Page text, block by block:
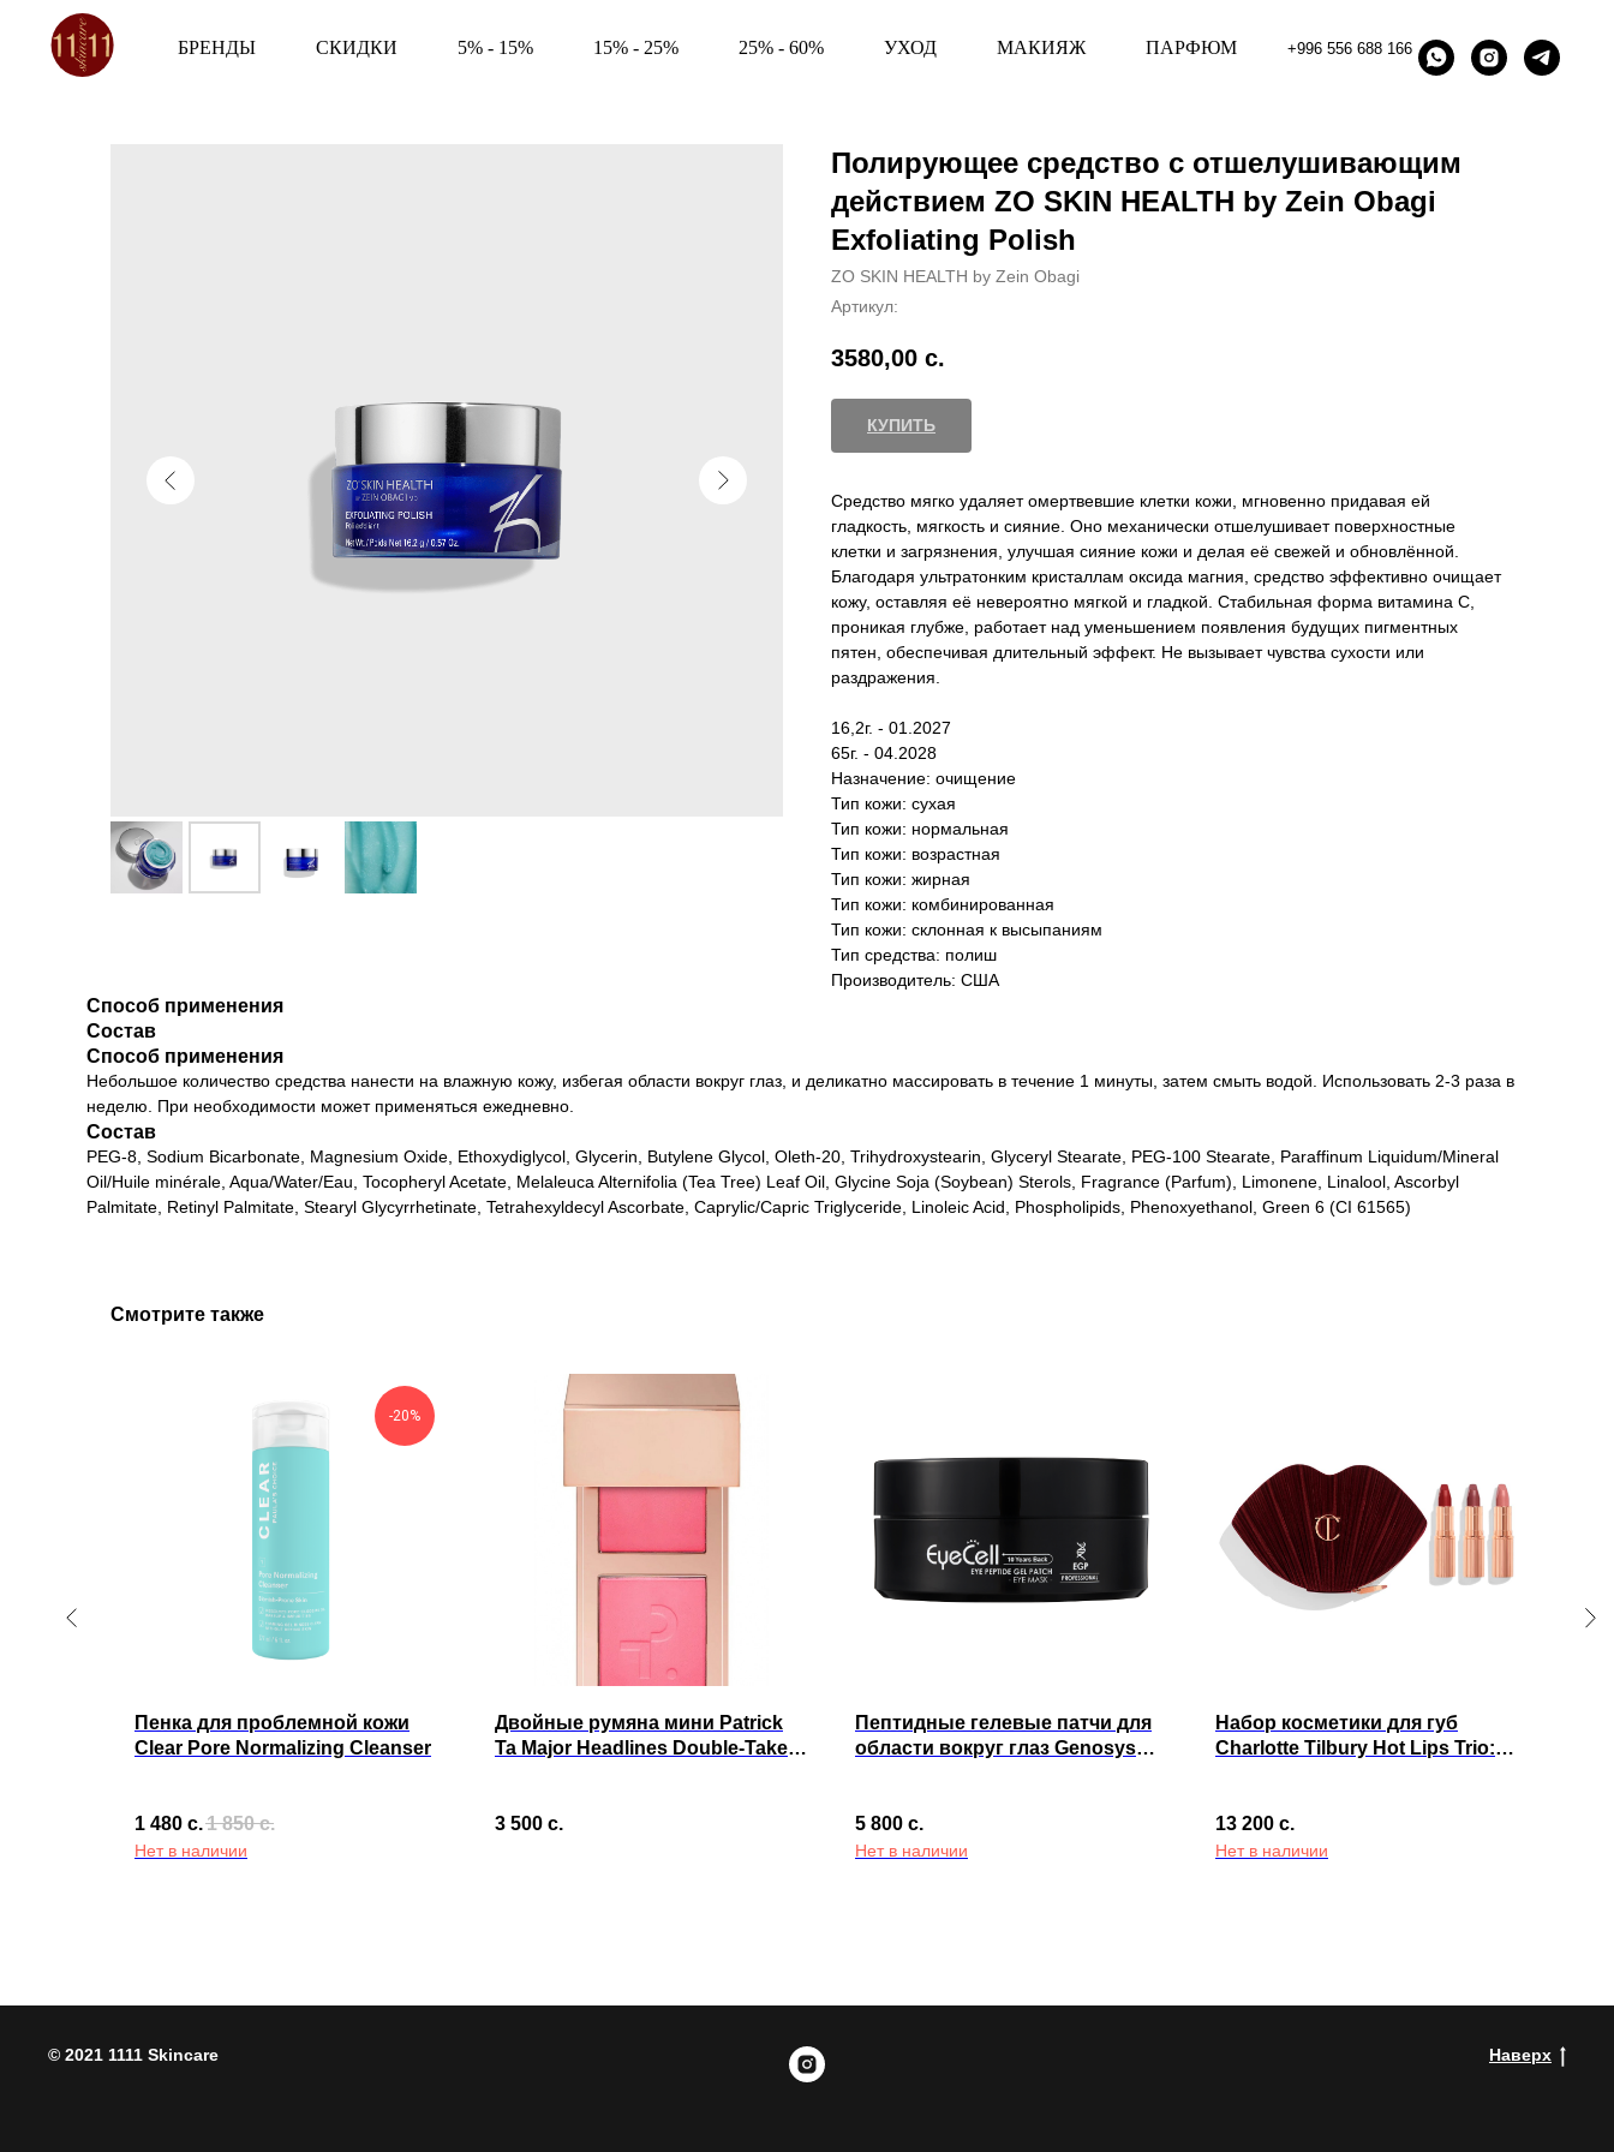
БРЕНДЫ СКИДКИ 5% - 15% 15% - 25% 25% - 60% УХОД МАКИЯЖ ПАРФЮМ +996 556 688 166
Полирующее средство с отшелушивающим
действием ZO SKIN HEALTH by Zein Obagi
Exfoliating Polish
ZO SKIN HEALTH by Zein Obagi
Артикул:
3580,00 с.
КУПИТЬ
Средство мягко удаляет омертвевшие клетки кожи, мгновенно придавая ей
гладкость, мягкость и сияние. Оно механически отшелушивает поверхностные
клетки и загрязнения, улучшая сияние кожи и делая её свежей и обновлённой.
Благодаря ультратонким кристаллам оксида магния, средство эффективно очищает
кожу, оставляя её невероятно мягкой и гладкой. Стабильная форма витамина C,
проникая глубже, работает над уменьшением появления будущих пигментных
пятен, обеспечивая длительный эффект. Не вызывает чувства сухости или
раздражения.
16,2г. - 01.2027
65г. - 04.2028
Назначение: очищение
Тип кожи: сухая
Тип кожи: нормальная
Тип кожи: возрастная
Тип кожи: жирная
Тип кожи: комбинированная
Тип кожи: склонная к высыпаниям
Тип средства: полиш
Производитель: США
Способ применения
Состав
Способ применения
Небольшое количество средства нанести на влажную кожу, избегая области вокруг глаз, и деликатно массировать в течение 1 минуты, затем смыть водой. Использовать 2-3 раза в
неделю. При необходимости может применяться ежедневно.
Состав
PEG-8, Sodium Bicarbonate, Magnesium Oxide, Ethoxydiglycol, Glycerin, Butylene Glycol, Oleth-20, Trihydroxystearin, Glyceryl Stearate, PEG-100 Stearate, Paraffinum Liquidum/Mineral
Oil/Huile minérale, Aqua/Water/Eau, Tocopheryl Acetate, Melaleuca Alternifolia (Tea Tree) Leaf Oil, Glycine Soja (Soybean) Sterols, Fragrance (Parfum), Limonene, Linalool, Ascorbyl
Palmitate, Retinyl Palmitate, Stearyl Glycyrrhetinate, Tetrahexyldecyl Ascorbate, Caprylic/Capric Triglyceride, Linoleic Acid, Phospholipids, Phenoxyethanol, Green 6 (CI 61565)
Смотрите также
-20%
Пенка для проблемной кожи
Clear Pore Normalizing Cleanser
1 480 с.1 850 с.
Нет в наличии
Двойные румяна мини Patrick
Ta Major Headlines Double-Take
3 500 с.
Пептидные гелевые патчи для
области вокруг глаз Genosys
5 800 с.
Нет в наличии
Набор косметики для губ
Charlotte Tilbury Hot Lips Trio:
13 200 с.
Нет в наличии
© 2021 1111 Skincare Наверх